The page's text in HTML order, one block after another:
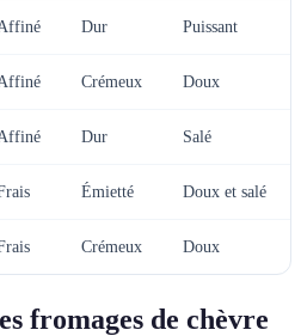
Dur Puissant
Crémeux Doux
Dur Salé
Émietté Doux et salé
Crémeux Doux
fromages de chèvre